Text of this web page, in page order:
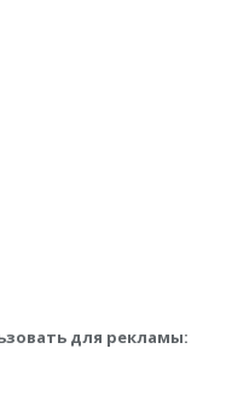
для рекламы: